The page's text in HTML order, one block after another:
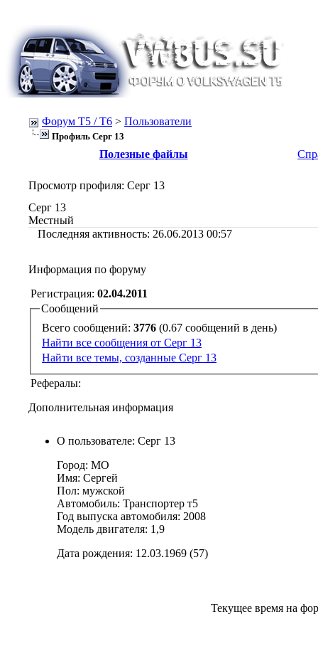
Форум Т5 / T6 > Пользователи
Профиль Серг 13
Полезные файлы
Просмотр профиля: Серг 13
Серг 13
Местный
Последняя активность: 26.06.2013 00:57
Информация по форуму
Регистрация: 02.04.2011
Сообщений
Всего сообщений: 3776
(0.67 сообщений в день)
Найти все сообщения от Серг 13
Найти все темы, созданные Серг 13
Рефералы:
Дополнительная информация
О пользователе: Серг 13
Город: МО
Имя: Сергей
Пол: мужской
Автомобиль: Транспортер т5
Год выпуска автомобиля: 2008
Модель двигателя: 1,9
Дата рождения: 12.03.1969 (57)
Текущее время на